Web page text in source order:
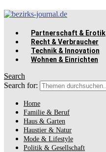
Partnerschaft & Erotik
Recht & Verbraucher
Technik & Innovation
Wohnen & Einrichten
Search
Search for:
Home
Familie & Beruf
Haus & Garten
Haustier & Natur
Mode & Lifestyle
Politik & Gesellschaft